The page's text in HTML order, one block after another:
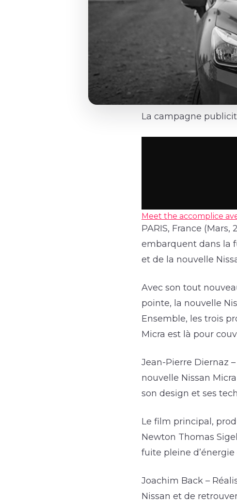
La campagne
Meet the accomplice
PARIS, France (Mars,
embarquent dans la
et de la nouvelle
Avec son tout
pointe, la nouvelle
Ensemble, les trois
Micra est là pour
Jean-Pierre Diernaz
nouvelle Nissan
son design et ses
Le film principal,
Newton Thomas
fuite pleine d’énergie
Joachim Back –
Nissan et de